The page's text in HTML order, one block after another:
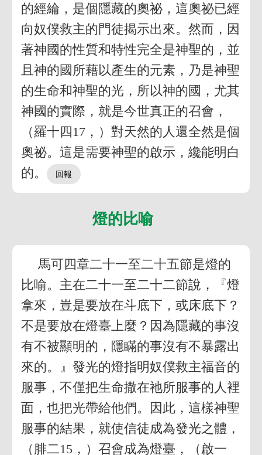
的經綸，是個隱藏的奧祕，這奧祕已經
向奴僕救主的門徒揭示出來。然而，因
著神國的性質和特性完全是神聖的，並
且神的國所藉以產生的元素，乃是神聖
的生命和神聖的光，所以神的國，尤其
神國的實際，就是今世真正的召會，
（羅十四17，）對天然的人還全然是個
奧祕。這是需要神聖的啟示，纔能明白
的。
燈的比喻
馬可四章二十一至二十五節是燈的
比喻。主在二十一至二十二節說，『燈
拿來，豈是要放在斗底下，或床底下？
不是要放在燈臺上麼？因為隱藏的事沒
有不被顯明的，隱瞞的事沒有不暴露出
來的。』發光的燈指明奴僕救主福音的
服事，不僅把生命撒在祂所服事的人裡
面，也把光帶給他們。因此，這樣神聖
服事的結果，就使信徒成為發光之體，
（腓二15，）召會成為燈臺，（啟一